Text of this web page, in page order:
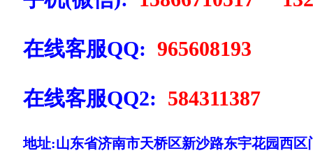
在线客服QQ: 965608193
在线客服QQ2: 584311387
地址:山东省济南市天桥区新沙路东宇花园西区